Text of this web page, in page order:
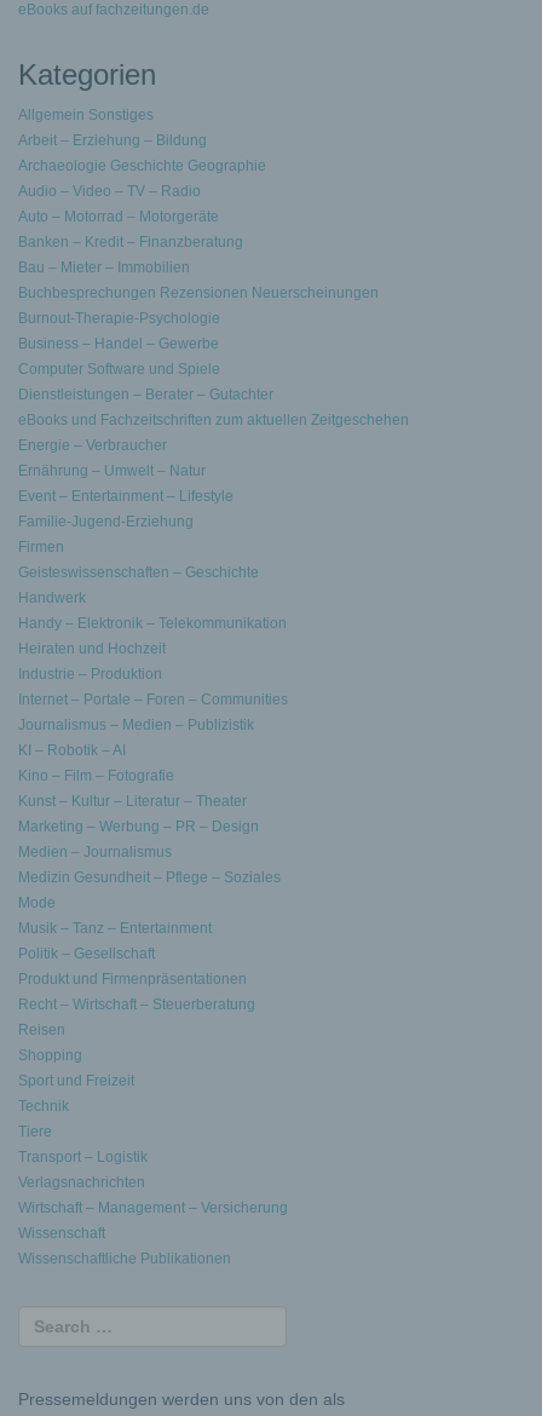
eBooks auf fachzeitungen.de
Kategorien
Allgemein Sonstiges
Arbeit – Erziehung – Bildung
Archaeologie Geschichte Geographie
Audio – Video – TV – Radio
Auto – Motorrad – Motorgeräte
Banken – Kredit – Finanzberatung
Bau – Mieter – Immobilien
Buchbesprechungen Rezensionen Neuerscheinungen
Burnout-Therapie-Psychologie
Business – Handel – Gewerbe
Computer Software und Spiele
Dienstleistungen – Berater – Gutachter
eBooks und Fachzeitschriften zum aktuellen Zeitgeschehen
Energie – Verbraucher
Ernährung – Umwelt – Natur
Event – Entertainment – Lifestyle
Familie-Jugend-Erziehung
Firmen
Geisteswissenschaften – Geschichte
Handwerk
Handy – Elektronik – Telekommunikation
Heiraten und Hochzeit
Industrie – Produktion
Internet – Portale – Foren – Communities
Journalismus – Medien – Publizistik
KI – Robotik – AI
Kino – Film – Fotografie
Kunst – Kultur – Literatur – Theater
Marketing – Werbung – PR – Design
Medien – Journalismus
Medizin Gesundheit – Pflege – Soziales
Mode
Musik – Tanz – Entertainment
Politik – Gesellschaft
Produkt und Firmenpräsentationen
Recht – Wirtschaft – Steuerberatung
Reisen
Shopping
Sport und Freizeit
Technik
Tiere
Transport – Logistik
Verlagsnachrichten
Wirtschaft – Management – Versicherung
Wissenschaft
Wissenschaftliche Publikationen
Pressemeldungen werden uns von den als